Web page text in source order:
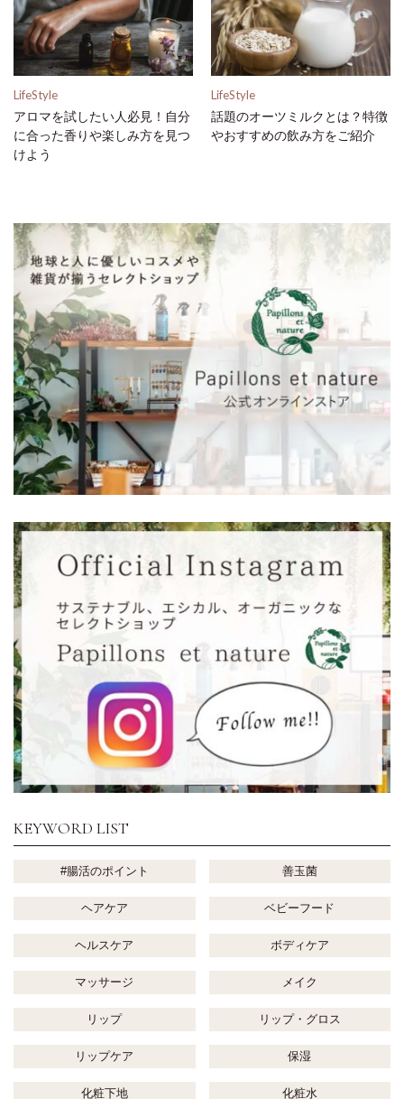
LifeStyle
アロマを試したい人必見！自分
に合った香りや楽しみ方を見つ
けよう
LifeStyle
話題のオーツミルクとは？特徴
やおすすめの飲み方をご紹介
KEYWORD LIST
#腸活のポイント 善玉菌
ヘアケア ベビーフード
ヘルスケア ボディケア
マッサージ メイク
リップ リップ・グロス
リップケア 保湿
化粧下地 化粧水